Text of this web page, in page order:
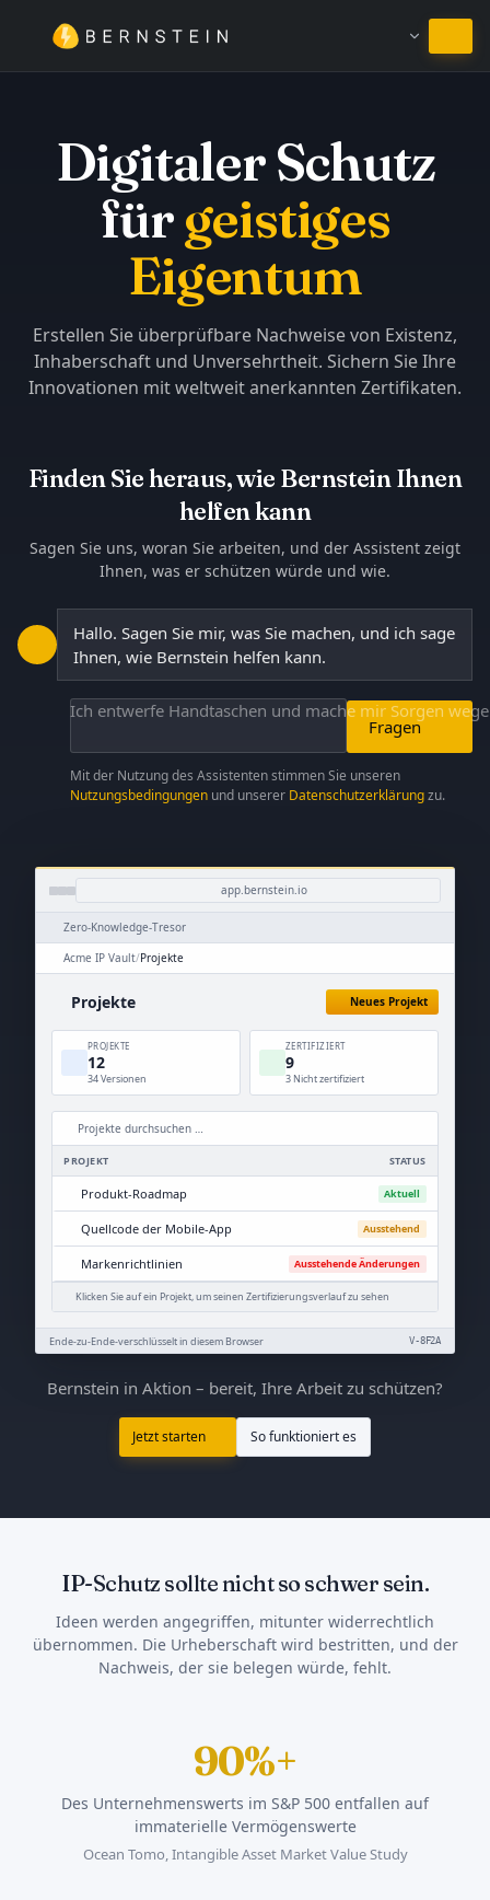
Bei Deutsch bleiben
Digitaler Schutz
fürgeistiges
Eigentum
Erstellen Sie überprüfbare Nachweise von Existenz,
Inhaberschaft und Unversehrtheit. Sichern Sie Ihre
Innovationen mit weltweit anerkannten Zertifikaten.
Finden Sie heraus, wie Bernstein Ihnen
helfen kann
Sagen Sie uns, woran Sie arbeiten, und der Assistent zeigt
Ihnen, was er schützen würde und wie.
Hallo. Sagen Sie mir, was Sie machen, und ich sage
Ihnen, wie Bernstein helfen kann.
Ich entwerfe Handtaschen und mache mir Sorgen
Fragen
Mit der Nutzung des Assistenten stimmen Sie unseren
Nutzungsbedingungen und unserer Datenschutzerklärungzu.
app.bernstein.io
Zero-Knowledge-Tresor
Acme IP Vault/Projekte
Projekte Neues Projekt
PROJEKTE
12
34 Versionen
ZERTIFIZIERT
9
3 Nicht zertifiziert
Projekte durchsuchen …
PROJEKT STATUS
Produkt-Roadmap Aktuell
Quellcode der Mobile-App Ausstehend
Markenrichtlinien Ausstehende Änderungen
Klicken Sie auf ein Projekt, um seinen Zertifizierungsverlauf zu sehen
Ende-zu-Ende-verschlüsselt in diesem Browser V-8F2A
Bernstein in Aktion – bereit, Ihre Arbeit zu schützen?
Jetzt starten So funktioniert es
IP-Schutz sollte nicht so schwer sein.
Ideen werden angegriffen, mitunter widerrechtlich
übernommen. Die Urheberschaft wird bestritten, und der
Nachweis, der sie belegen würde, fehlt.
90%+
Des Unternehmenswerts im S&P 500 entfallen auf
immaterielle Vermögenswerte
Ocean Tomo, Intangible Asset Market Value Study